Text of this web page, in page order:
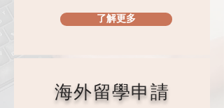
了解更多
​海外留學申請